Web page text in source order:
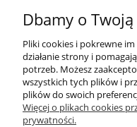
Dbamy o
Pliki cookies i pokrewne
działanie strony i
potrzeb. Możesz
wszystkich tych plików i
plików do swoich
Więcej o plikach cookies
prywatności.